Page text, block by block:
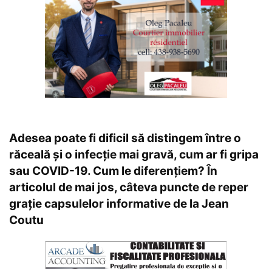
Adesea poate fi dificil să distingem între o
răceală și o infecție mai gravă, cum ar fi gripa
sau COVID-19. Cum le diferențiem? În
articolul de mai jos, câteva puncte de reper
grație capsulelor informative de la Jean
Coutu